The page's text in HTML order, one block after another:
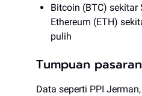
Bitcoin (BTC) sekitar
Ethereum (ETH)
pulih
Tumpuan pasaran
Data seperti PPI